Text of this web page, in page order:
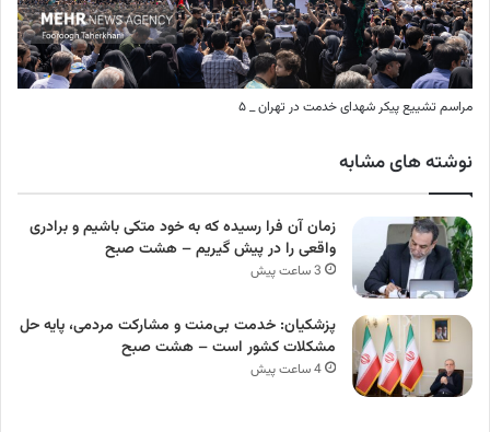
مراسم تشییع پیکر شهدای خدمت در تهران _ ۵
نوشته های مشابه
زمان آن فرا رسیده که به خود متکی باشیم و برادری
واقعی را در پیش گیریم – هشت صبح
3 ساعت پیش
پزشکیان: خدمت بی‌منت و مشارکت مردمی، پایه حل
مشکلات کشور است – هشت صبح
4 ساعت پیش